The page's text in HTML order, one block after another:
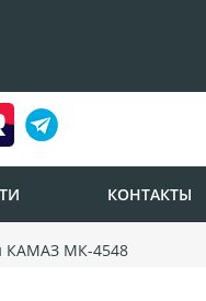
КОНТАКТЫ
КАМАЗ МК-4548